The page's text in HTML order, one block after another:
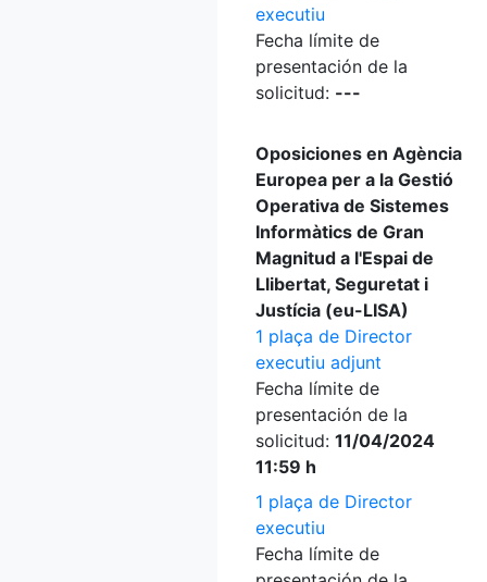
executiu
Fecha límite de
presentación de la
solicitud: ---
Oposiciones en Agència
Europea per a la Gestió
Operativa de Sistemes
Informàtics de Gran
Magnitud a l'Espai de
Llibertat, Seguretat i
Justícia (eu-LISA)
1 plaça de Director
executiu adjunt
Fecha límite de
presentación de la
solicitud: 11/04/2024
11:59 h
1 plaça de Director
executiu
Fecha límite de